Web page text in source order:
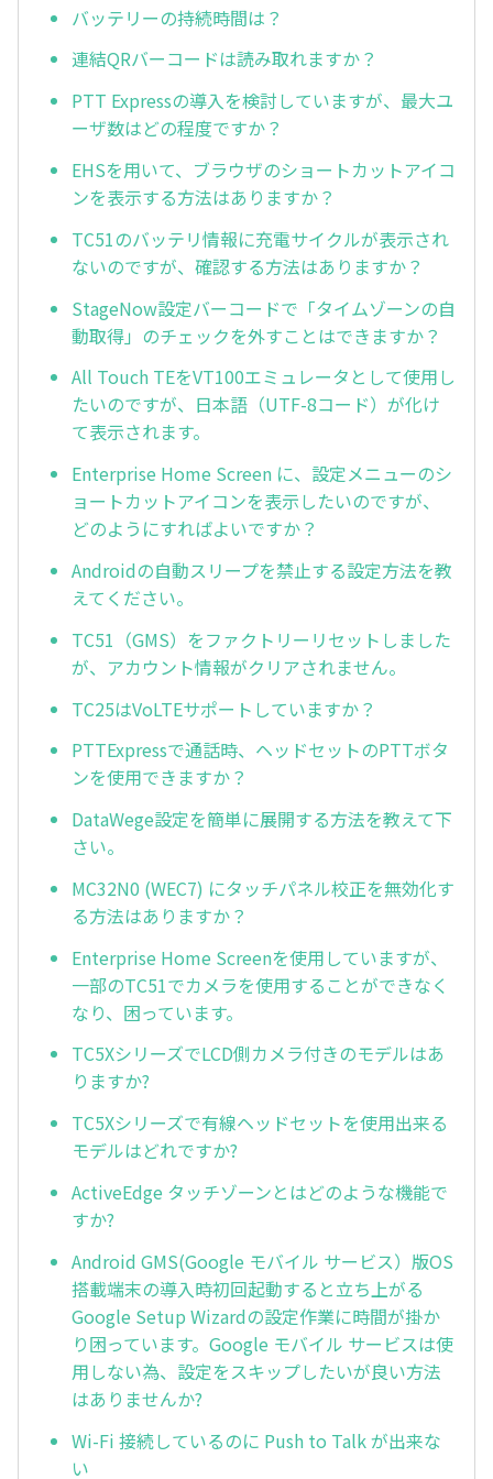
バッテリーの持続時間は？
連結QRバーコードは読み取れますか？
PTT Expressの導入を検討していますが、最大ユ
ーザ数はどの程度ですか？
EHSを用いて、ブラウザのショートカットアイコ
ンを表示する方法はありますか？
TC51のバッテリ情報に充電サイクルが表示され
ないのですが、確認する方法はありますか？
StageNow設定バーコードで「タイムゾーンの自
動取得」のチェックを外すことはできますか？
All Touch TEをVT100エミュレータとして使用し
たいのですが、日本語（UTF-8コード）が化け
て表示されます。
Enterprise Home Screen に、設定メニューのシ
ョートカットアイコンを表示したいのですが、
どのようにすればよいですか？
Androidの自動スリープを禁止する設定方法を教
えてください。
TC51（GMS）をファクトリーリセットしました
が、アカウント情報がクリアされません。
TC25はVoLTEサポートしていますか？
PTTExpressで通話時、ヘッドセットのPTTボタ
ンを使用できますか？
DataWege設定を簡単に展開する方法を教えて下
さい。
MC32N0 (WEC7) にタッチパネル校正を無効化す
る方法はありますか？
Enterprise Home Screenを使用していますが、
一部のTC51でカメラを使用することができなく
なり、困っています。
TC5XシリーズでLCD側カメラ付きのモデルはあ
りますか?
TC5Xシリーズで有線ヘッドセットを使用出来る
モデルはどれですか?
ActiveEdge タッチゾーンとはどのような機能で
すか?
Android GMS(Google モバイル サービス）版OS
搭載端末の導入時初回起動すると立ち上がる
Google Setup Wizardの設定作業に時間が掛か
り困っています。Google モバイル サービスは使
用しない為、設定をスキップしたいが良い方法
はありませんか?
Wi-Fi 接続しているのに Push to Talk が出来な
い